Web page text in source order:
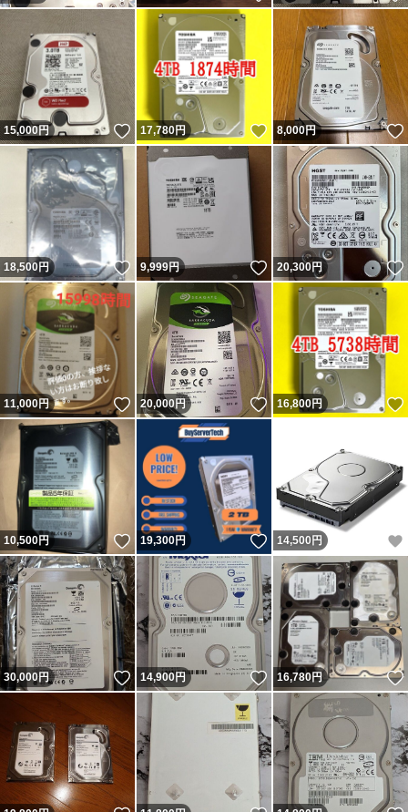
15,000円 いいね！
17,780円 いいね！
8,000円
18,500円 いいね！
9,999円 いいね！
20,300円
11,000円 いいね！
20,000円 いいね！
16,800円
10,500円 いいね！
19,300円 いいね！
14,500 円
30,000円 いいね！
14,900円 いいね！
16,780円